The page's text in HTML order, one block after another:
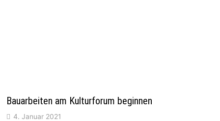
Bauarbeiten am Kulturforum beginnen
4. Januar 2021